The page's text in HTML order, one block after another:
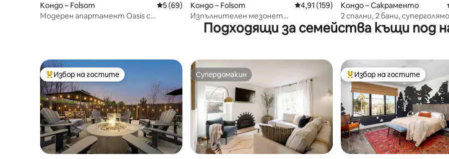
Кондо – Folsom Средна оценка: 5 от 5, 69 отзива
5 (69)
Модерен апартамент Oasis с
Кондо – Folsom Средна оценка: 4,91 от 5, 159 отзива
4,91 (159)
Изпълнителен мезонет
„Исторически Фолсом “, Ка.
Кондо – Сакраменто
2 спални, 2 бани,
легло, апартамент. CSUS,
басейн
Подходящи за семейства къщи под
Най-популярен избор на гостите
Избор на гостите Супердомакин
Супердомакин Най-популярен избор на
Избор на гостите